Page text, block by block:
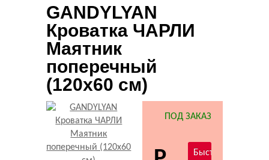
GANDYLYAN
Кроватка ЧАРЛИ
Маятник
поперечный
(120x60 см)
ПОД ЗАКАЗ